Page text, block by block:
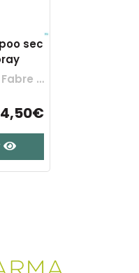
sec
Klorane Pierre Fabre Benelux